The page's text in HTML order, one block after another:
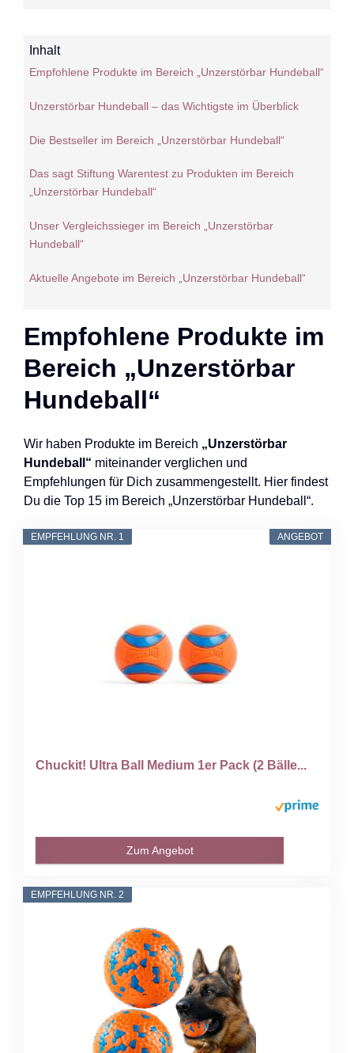
Inhalt
Empfohlene Produkte im Bereich „Unzerstörbar Hundeball“
Unzerstörbar Hundeball – das Wichtigste im Überblick
Die Bestseller im Bereich „Unzerstörbar Hundeball“
Das sagt Stiftung Warentest zu Produkten im Bereich
„Unzerstörbar Hundeball“
Unser Vergleichssieger im Bereich „Unzerstörbar
Hundeball“
Aktuelle Angebote im Bereich „Unzerstörbar Hundeball“
Empfohlene Produkte im
Bereich „Unzerstörbar
Hundeball“
Wir haben Produkte im Bereich „Unzerstörbar
Hundeball“ miteinander verglichen und
Empfehlungen für Dich zusammengestellt. Hier findest
Du die Top 15 im Bereich „Unzerstörbar Hundeball“.
ANGEBOT
EMPFEHLUNG NR. 1
Chuckit! Ultra Ball Medium 1er Pack (2 Bälle...
Zum Angebot
EMPFEHLUNG NR. 2